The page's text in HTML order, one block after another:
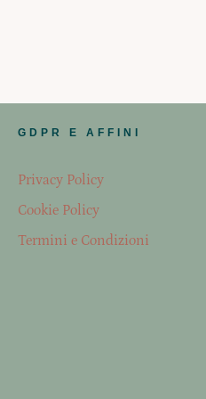
GDPR E AFFINI
Privacy Policy
Cookie Policy
Termini e Condizioni